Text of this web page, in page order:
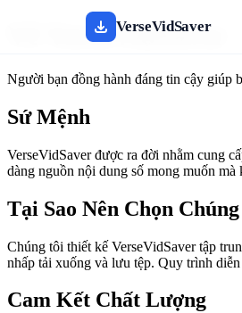
VerseVidSaver
Về VerseVidSaver
Người bạn đồng hành đáng tin cậy giúp
Sứ Mệnh
VerseVidSaver được ra đời nhằm cung
dàng nguồn nội dung số mong muốn
Tại Sao Nên Chọn
Chúng tôi thiết kế VerseVidSaver tập
nhấp tải xuống và lưu tệp. Quy trình
Cam Kết Chất Lượng